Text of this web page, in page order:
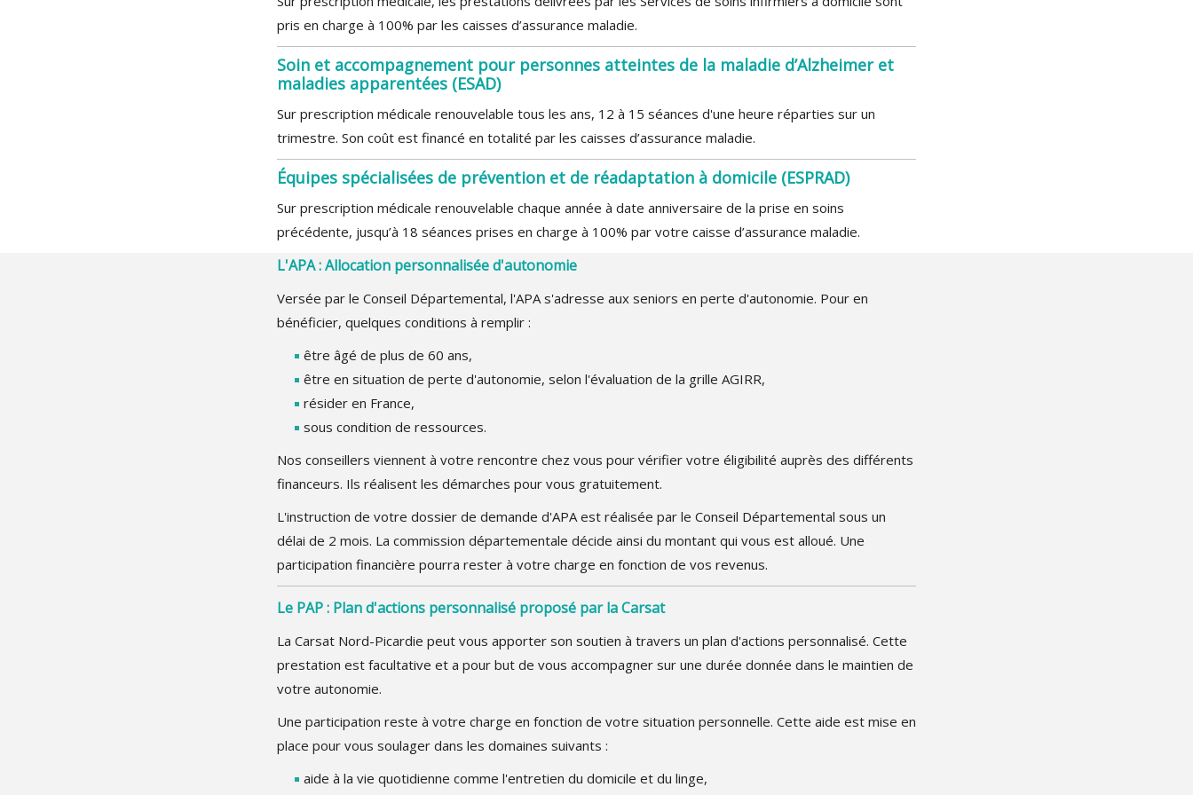
pris en charge à 100% par les caisses d’assurance maladie.
Soin et accompagnement pour personnes atteintes de la maladie d’Alzheimer et
maladies apparentées (ESAD)
Sur prescription médicale renouvelable tous les ans, 12 à 15 séances d'une heure réparties sur un
trimestre. Son coût est financé en totalité par les caisses d’assurance maladie.
Équipes spécialisées de prévention et de réadaptation à domicile (ESPRAD)
Sur prescription médicale renouvelable chaque année à date anniversaire de la prise en soins
précédente, jusqu’à 18 séances prises en charge à 100% par votre caisse d’assurance maladie.
L'APA : Allocation personnalisée d'autonomie
Versée par le Conseil Départemental, l'APA s'adresse aux seniors en perte d'autonomie. Pour en
bénéficier, quelques conditions à remplir :
être âgé de plus de 60 ans,
être en situation de perte d'autonomie, selon l'évaluation de la grille AGIRR,
résider en France,
sous condition de ressources.
Nos conseillers viennent à votre rencontre chez vous pour vérifier votre éligibilité auprès des différents
financeurs. Ils réalisent les démarches pour vous gratuitement.
L'instruction de votre dossier de demande d'APA est réalisée par le Conseil Départemental sous un
délai de 2 mois. La commission départementale décide ainsi du montant qui vous est alloué. Une
participation financière pourra rester à votre charge en fonction de vos revenus.
Le PAP : Plan d'actions personnalisé proposé par la Carsat
La Carsat Nord-Picardie peut vous apporter son soutien à travers un plan d'actions personnalisé. Cette
prestation est facultative et a pour but de vous accompagner sur une durée donnée dans le maintien de
votre autonomie.
Une participation reste à votre charge en fonction de votre situation personnelle. Cette aide est mise en
place pour vous soulager dans les domaines suivants :
aide à la vie quotidienne comme l'entretien du domicile et du linge,